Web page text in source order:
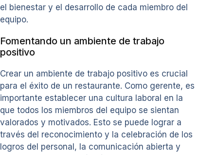
el bienestar y el desarrollo de cada miembro del
equipo.
Fomentando un ambiente de trabajo
positivo
Crear un ambiente de trabajo positivo es crucial
para el éxito de un restaurante. Como gerente, es
importante establecer una cultura laboral en la
que todos los miembros del equipo se sientan
valorados y motivados. Esto se puede lograr a
través del reconocimiento y la celebración de los
logros del personal, la comunicación abierta y